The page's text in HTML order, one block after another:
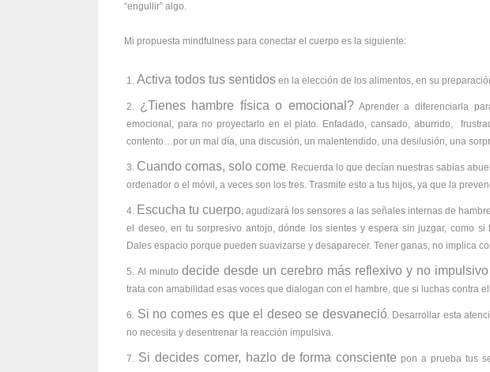
“engullir” algo.
Mi propuesta mindfulness para conectar el cuerpo es la siguiente:
Activa todos tus sentidos en la elección de los alimentos, en su
¿Tienes hambre física o emocional? Aprender a diferenciarla
emocional, para no proyectarlo en el plato. Enfadado, cansado, aburrido,
contento…por un mal día, una discusión, un malentendido, una desilusión, una
Cuando comas, solo come. Recuerda lo que decían nuestras sabias
ordenador o el móvil, a veces son los tres. Trasmite esto a tus hijos, ya que la
Escucha tu cuerpo, agudizará los sensores a las señales internas de
el deseo, en tu sorpresivo antojo, dónde los sientes y espera sin juzgar, como
Dales espacio porque pueden suavizarse y desaparecer. Tener ganas, no implica
Al minutodecide desde un cerebro más reflexivo y no impulsivo
trata con amabilidad esas voces que dialogan con el hambre, que si luchas contra
Si no comes es que el deseo se desvaneció. Desarrollar esta
no necesita y desentrenar la reacción impulsiva.
Si decides comer, hazlo de forma consciente pon a prueba tus